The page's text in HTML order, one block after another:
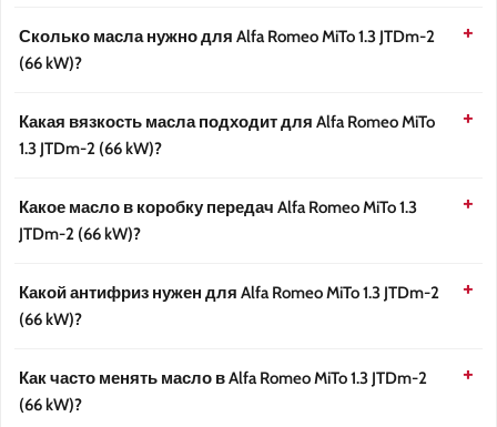
Сколько масла нужно для Alfa Romeo MiTo 1.3 JTDm-2
(66 kW)?
Какая вязкость масла подходит для Alfa Romeo MiTo
1.3 JTDm-2 (66 kW)?
Какое масло в коробку передач Alfa Romeo MiTo 1.3
JTDm-2 (66 kW)?
Какой антифриз нужен для Alfa Romeo MiTo 1.3 JTDm-2
(66 kW)?
Как часто менять масло в Alfa Romeo MiTo 1.3 JTDm-2
(66 kW)?